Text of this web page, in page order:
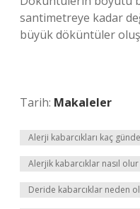
santimetreye kadar
büyük döküntüler
Tarih: Makaleler
Alerji kabarcıkları kaç
Alerjik kabarcıklar nasıl olur
Deride kabarcıklar neden